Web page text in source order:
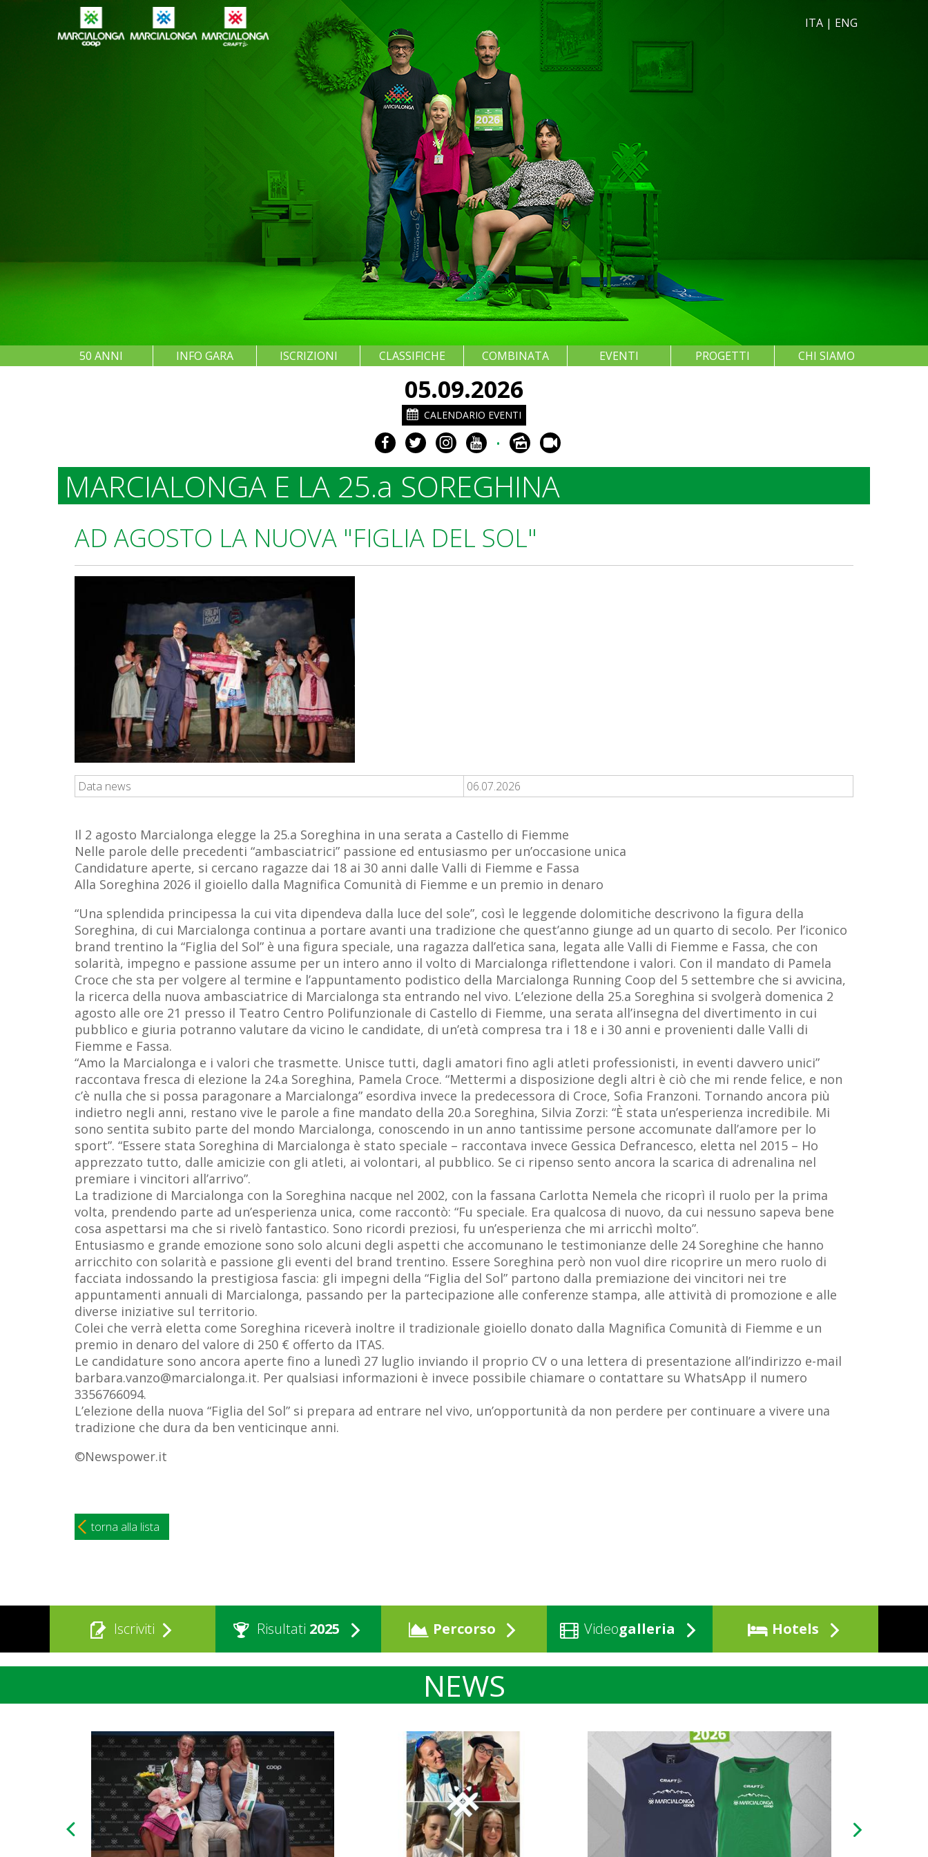
ITA | ENG
50 ANNI INFO GARA ISCRIZIONI CLASSIFICHE COMBINATA EVENTI PROGETTI CHI SIAMO
05.09.2026
CALENDARIO EVENTI
•
MARCIALONGA E LA 25.a SOREGHINA
AD AGOSTO LA NUOVA "FIGLIA DEL SOL"
Data news 06.07.2026
Il 2 agosto Marcialonga elegge la 25.a Soreghina in una serata a Castello di Fiemme
Nelle parole delle precedenti “ambasciatrici” passione ed entusiasmo per un’occasione unica
Candidature aperte, si cercano ragazze dai 18 ai 30 anni dalle Valli di Fiemme e Fassa
Alla Soreghina 2026 il gioiello dalla Magnifica Comunità di Fiemme e un premio in denaro
“Una splendida principessa la cui vita dipendeva dalla luce del sole”, così le leggende dolomitiche descrivono la figura della
Soreghina, di cui Marcialonga continua a portare avanti una tradizione che quest’anno giunge ad un quarto di secolo. Per l’iconico
brand trentino la “Figlia del Sol” è una figura speciale, una ragazza dall’etica sana, legata alle Valli di Fiemme e Fassa, che con
solarità, impegno e passione assume per un intero anno il volto di Marcialonga riflettendone i valori. Con il mandato di Pamela
Croce che sta per volgere al termine e l’appuntamento podistico della Marcialonga Running Coop del 5 settembre che si avvicina,
la ricerca della nuova ambasciatrice di Marcialonga sta entrando nel vivo. L’elezione della 25.a Soreghina si svolgerà domenica 2
agosto alle ore 21 presso il Teatro Centro Polifunzionale di Castello di Fiemme, una serata all’insegna del divertimento in cui
pubblico e giuria potranno valutare da vicino le candidate, di un’età compresa tra i 18 e i 30 anni e provenienti dalle Valli di
Fiemme e Fassa.
“Amo la Marcialonga e i valori che trasmette. Unisce tutti, dagli amatori fino agli atleti professionisti, in eventi davvero unici”
raccontava fresca di elezione la 24.a Soreghina, Pamela Croce. “Mettermi a disposizione degli altri è ciò che mi rende felice, e non
c’è nulla che si possa paragonare a Marcialonga” esordiva invece la predecessora di Croce, Sofia Franzoni. Tornando ancora più
indietro negli anni, restano vive le parole a fine mandato della 20.a Soreghina, Silvia Zorzi: “È stata un’esperienza incredibile. Mi
sono sentita subito parte del mondo Marcialonga, conoscendo in un anno tantissime persone accomunate dall’amore per lo
sport”. “Essere stata Soreghina di Marcialonga è stato speciale – raccontava invece Gessica Defrancesco, eletta nel 2015 – Ho
apprezzato tutto, dalle amicizie con gli atleti, ai volontari, al pubblico. Se ci ripenso sento ancora la scarica di adrenalina nel
premiare i vincitori all’arrivo”.
La tradizione di Marcialonga con la Soreghina nacque nel 2002, con la fassana Carlotta Nemela che ricoprì il ruolo per la prima
volta, prendendo parte ad un’esperienza unica, come raccontò: “Fu speciale. Era qualcosa di nuovo, da cui nessuno sapeva bene
cosa aspettarsi ma che si rivelò fantastico. Sono ricordi preziosi, fu un’esperienza che mi arricchì molto”.
Entusiasmo e grande emozione sono solo alcuni degli aspetti che accomunano le testimonianze delle 24 Soreghine che hanno
arricchito con solarità e passione gli eventi del brand trentino. Essere Soreghina però non vuol dire ricoprire un mero ruolo di
facciata indossando la prestigiosa fascia: gli impegni della “Figlia del Sol” partono dalla premiazione dei vincitori nei tre
appuntamenti annuali di Marcialonga, passando per la partecipazione alle conferenze stampa, alle attività di promozione e alle
diverse iniziative sul territorio.
Colei che verrà eletta come Soreghina riceverà inoltre il tradizionale gioiello donato dalla Magnifica Comunità di Fiemme e un
premio in denaro del valore di 250 € offerto da ITAS.
Le candidature sono ancora aperte fino a lunedì 27 luglio inviando il proprio CV o una lettera di presentazione all’indirizzo e-mail
barbara.vanzo@marcialonga.it. Per qualsiasi informazioni è invece possibile chiamare o contattare su WhatsApp il numero
3356766094.
L’elezione della nuova “Figlia del Sol” si prepara ad entrare nel vivo, un’opportunità da non perdere per continuare a vivere una
tradizione che dura da ben venticinque anni.
©Newspower.it
torna alla lista
Iscriviti Risultati 2025 Percorso Videogalleria Hotels
NEWS